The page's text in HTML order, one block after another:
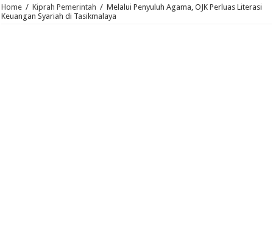
Home / Kiprah Pemerintah / Melalui Penyuluh Agama, OJK Perluas Literasi
Keuangan Syariah di Tasikmalaya